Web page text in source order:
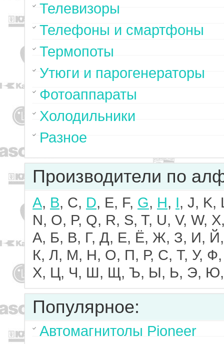
Телевизоры
Телефоны и смартфоны
Термопоты
Утюги и парогенераторы
Фотоаппараты
Холодильники
Разное
Производители по
A, B, C, D, E, F, G, H, I, J, K,
N, O, P, Q, R, S, T, U, V, W,
А, Б, В, Г, Д, Е, Ё, Ж, З, И, Й,
К, Л, М, Н, О, П, Р, С, Т, У, Ф,
Х, Ц, Ч, Ш, Щ, Ъ, Ы, Ь, Э,
Популярное:
Автомагнитолы Pioneer